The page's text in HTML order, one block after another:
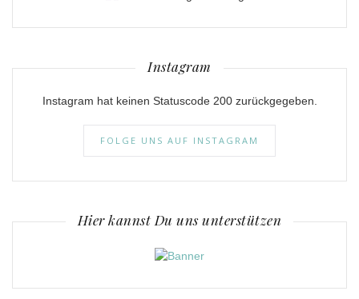
Instagram
Instagram hat keinen Statuscode 200 zurückgegeben.
FOLGE UNS AUF INSTAGRAM
Hier kannst Du uns unterstützen